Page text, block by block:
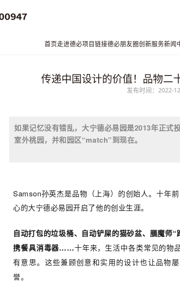
首页走进德必项目链接德必朋友圈创新服务新闻
传递中国设计的价值！品物二
发布时间：2022-
如果记忆没有错乱，大宁德必易园是2013年正式
室外桃园，并和园区“match”到现在。
Samson孙英杰是品物（上海）的创始人。十年
心的大宁德必易园开启了他的创业生涯。
自动打包的垃圾桶、自动铲屎的猫砂盆、膳魔师
携餐具消毒器……十年来，生活中各类常见的物
有意思。这些兼顾创意和实用的设计也让品物
誉。